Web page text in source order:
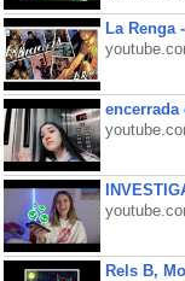
La Renga
encerrada
Rels B,